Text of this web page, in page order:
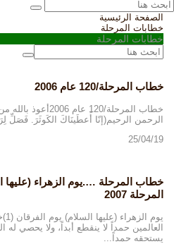
الصفحة الرئيسية
خطابات المرحلة
خطابات المرحلة
خطاب المرحلة/120 عام 2006
خطاب المرحلة/120
الرحمن الرحيم(إنّا أَعطَينَاكَ الكَوثَرَ. فَصَلِّ
25/04/19
المرحلة 2007
العالمين حمداً لا ينقطع أبداً، ولا يحصي له
يستحقه حمداً...